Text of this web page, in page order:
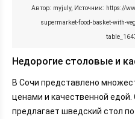
Автор: myjuly, Источник: https://
supermarket-food-basket-with-
Недорогие столовые и
В Сочи представлено
ценами и качественной
предлагает шведский стол